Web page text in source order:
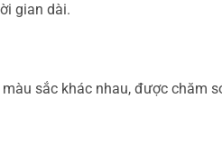
gian dài.
sắc khác nhau, được